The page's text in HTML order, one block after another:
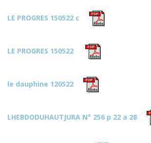
LE PROGRES 150522 c
LE PROGRES 150522
le dauphine 120522
LHEBDODUHAUTJURA N° 256 p 22 a 28